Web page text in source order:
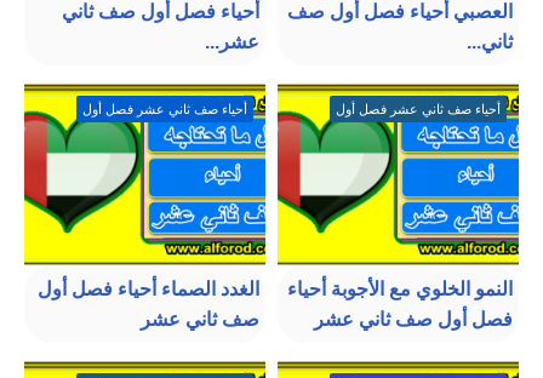
العصبي أحياء فصل أول صف
ثاني...
أحياء فصل أول صف ثاني
عشر...
أحياء صف ثاني عشر فصل أول
النمو الخلوي مع الأجوبة أحياء
فصل أول صف ثاني عشر
أحياء صف ثاني عشر فصل أول
الغدد الصماء أحياء فصل أول
صف ثاني عشر